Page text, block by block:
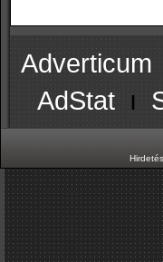
Adverticum
AdStat ı